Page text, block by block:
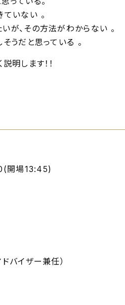
いない 。
が、その方法がわからない 。
うだと思っている 。
明します！！
開場13:45)
バイザー兼任）